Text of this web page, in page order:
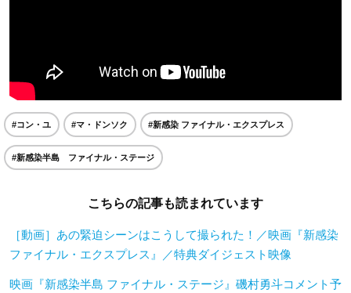
#コン・ユ #マ・ドンソク #新感染 ファイナル・エクスプレス
#新感染半島 ファイナル・ステージ
こちらの記事も読まれています
［動画］あの緊迫シーンはこうして撮られた！／映画『新感染
ファイナル・エクスプレス』／特典ダイジェスト映像
映画『新感染半島 ファイナル・ステージ』磯村勇斗コメント予